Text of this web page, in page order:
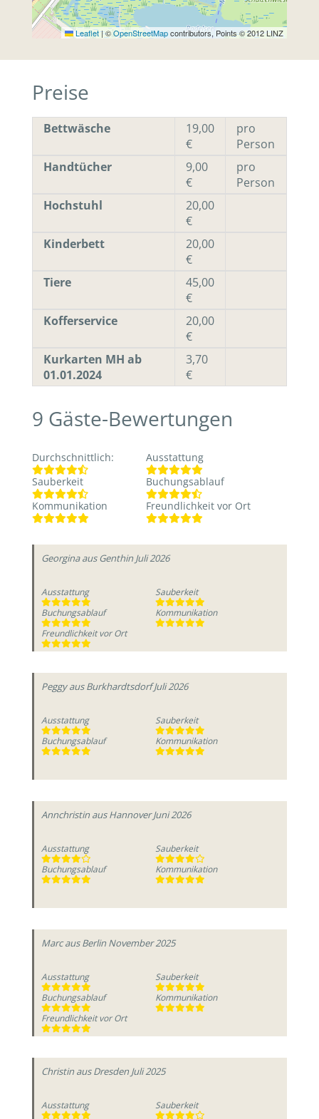
Leaflet|©OpenStreetMapcontributors, Points © 2012 LINZ
Preise
Bettwäsche
19,00
€
pro
Person
Handtücher
9,00
€
pro
Person
Hochstuhl
20,00
€
Kinderbett
20,00
€
Tiere
45,00
€
Kofferservice
20,00
€
Kurkarten MH ab
01.01.2024
3,70
€
9 Gäste-Bewertungen
Durchschnittlich:
Ausstattung
Sauberkeit
Buchungsablauf
Kommunikation
Freundlichkeit vor Ort
Georginaaus Genthin Juli 2026
Ausstattung
Sauberkeit
Buchungsablauf
Kommunikation
Freundlichkeit vor Ort
Peggyaus Burkhardtsdorf Juli 2026
Ausstattung
Sauberkeit
Buchungsablauf
Kommunikation
Annchristin aus Hannover Juni 2026
Ausstattung
Sauberkeit
Buchungsablauf
Kommunikation
Marcaus Berlin November 2025
Ausstattung
Sauberkeit
Buchungsablauf
Kommunikation
Freundlichkeit vor Ort
Christin aus Dresden Juli 2025
Ausstattung
Sauberkeit